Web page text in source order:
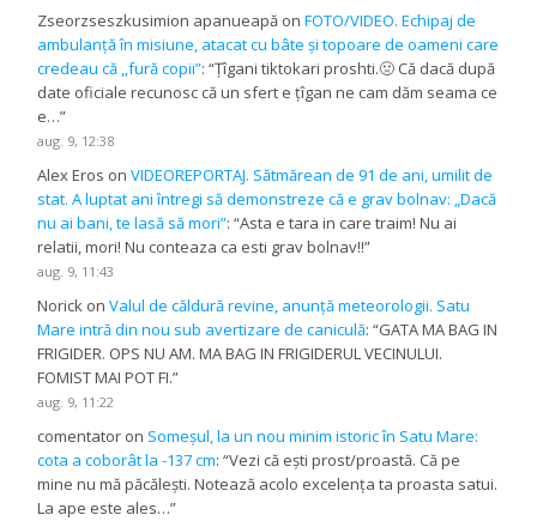
Zseorzseszkusimion apanueapă onFOTO/VIDEO. Echipaj de
ambulanță în misiune, atacat cu bâte și topoare de oameni care
credeau că ,,fură copii”: “Țîgani tiktokari proshti.🤢 Că dacă după
date oficiale recunosc că un sfert e țîgan ne cam dăm seama ce
e…”
aug. 9, 12:38
Alex Eros onVIDEOREPORTAJ. Sătmărean de 91 de ani, umilit de
stat. A luptat ani întregi să demonstreze că e grav bolnav: „Dacă
nu ai bani, te lasă să mori”: “Asta e tara in care traim! Nu ai
relatii, mori! Nu conteaza ca esti grav bolnav!!”
aug. 9, 11:43
Norick onValul de căldură revine, anunță meteorologii. Satu
Mare intră din nou sub avertizare de caniculă: “GATA MA BAG IN
FRIGIDER. OPS NU AM. MA BAG IN FRIGIDERUL VECINULUI.
FOMIST MAI POT FI.”
aug. 9, 11:22
comentator on Someșul, la un nou minim istoric în Satu Mare:
cota a coborât la -137 cm: “Vezi că ești prost/proastă. Că pe
mine nu mă păcălești. Notează acolo excelența ta proasta satui.
La ape este ales…”